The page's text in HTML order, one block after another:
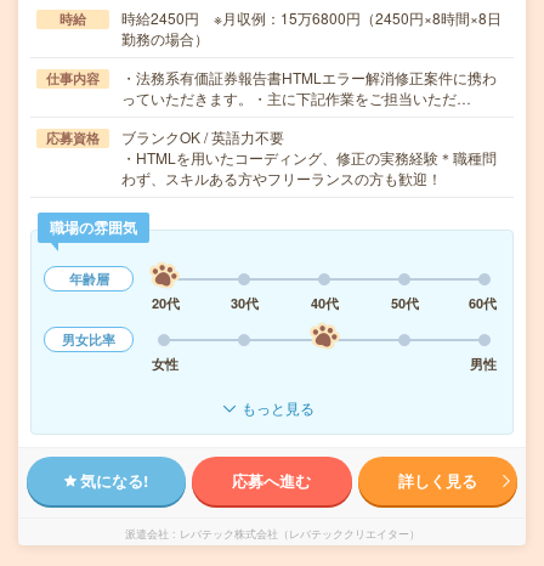
時給
時給2450円 ※月収例：15万6800円（2450円×8時間×8日
勤務の場合）
仕事内容
・法務系有価証券報告書HTMLエラー解消修正案件に携わ
っていただきます。・主に下記作業をご担当いただ…
応募資格
ブランクOK / 英語力不要
・HTMLを用いたコーディング、修正の実務経験＊職種問
わず、スキルある方やフリーランスの方も歓迎！
職場の雰囲気
年齢層
20代
30代 40代 50代
60代
男女比率
女性
男性
もっと見る
気になる! 応募へ進む 詳しく見る
派遣会社 レバテック株式会社（レバテッククリエイター）